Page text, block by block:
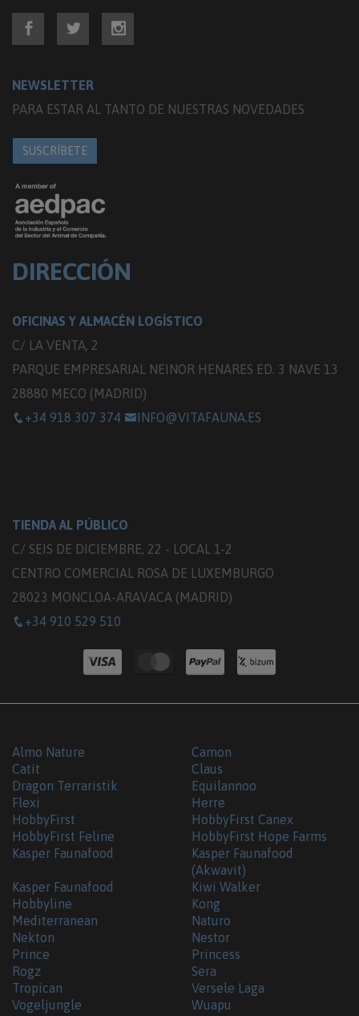
NEWSLETTER
PARA ESTAR AL TANTO DE NUESTRAS NOVEDADES
SUSCRÍBETE
DIRECCIÓN
OFICINAS Y ALMACÉN LOGÍSTICO
C/ LA VENTA, 2
PARQUE EMPRESARIAL NEINOR HENARES ED. 3 NAVE 13
28880 MECO (MADRID)
+34 918 307 374
INFO@VITAFAUNA.ES
TIENDA AL PÚBLICO
C/ SEIS DE DICIEMBRE, 22 - LOCAL 1-2
CENTRO COMERCIAL ROSA DE LUXEMBURGO
28023 MONCLOA-ARAVACA (MADRID)
+34 910 529 510
Almo Nature
Camon
Catit
Claus
Dragon Terraristik
Equilannoo
Flexi
Herre
HobbyFirst
HobbyFirst Canex
HobbyFirst Feline
HobbyFirst Hope Farms
Kasper Faunafood
Kasper Faunafood
(Akwavit)
Kasper Faunafood
Hobbyline
Kiwi Walker
Kong
Mediterranean
Naturo
Nekton
Nestor
Prince
Princess
Rogz
Sera
Tropican
Versele Laga
Vogeljungle
Wuapu